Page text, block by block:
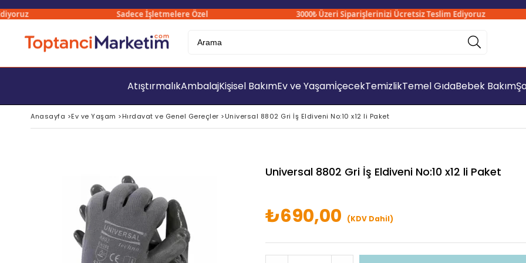
Sadece İşletmelere Özel 3000₺ Üzeri Siparişlerinizi Ücretsiz Teslim Ediyoruz
AtıştırmalıkAmbalajKişisel BakımEv ve YaşamİçecekTemizlikTemel GıdaBebek Bakım
Anasayfa >Ev ve Yaşam >Hırdavat ve Genel Gereçler >Universal 8802 Gri İş Eldiveni No:10 x12 li Paket
Universal 8802 Gri İş Eldiveni No:10 x12 li Paket
₺690,00 (KDV Dahil)